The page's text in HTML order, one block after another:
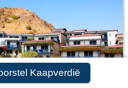
Kaapverdië